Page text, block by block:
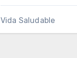
Vida Saludable